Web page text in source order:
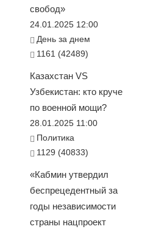
свобод»
24.01.2025 12:00
День за днем
1161 (42489)
Казахстан VS
Узбекистан: кто круче
по военной мощи?
28.01.2025 11:00
Политика
1129 (40833)
«Кабмин утвердил
беспрецедентный за
годы независимости
страны нацпроект